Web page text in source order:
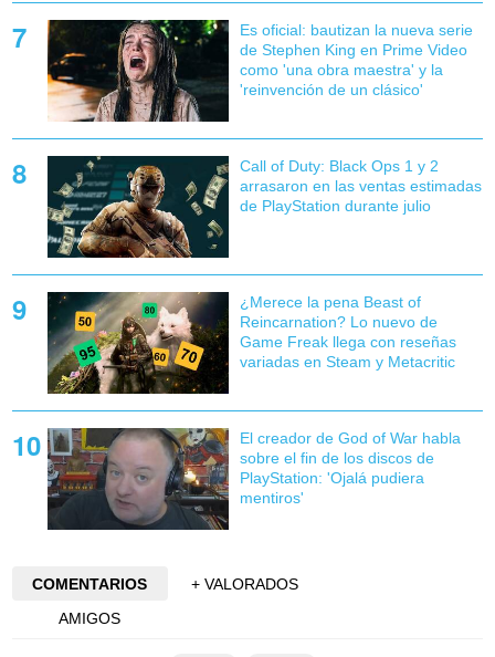
Es oficial: bautizan la nueva serie
de Stephen King en Prime Video
como 'una obra maestra' y la
'reinvención de un clásico'
Call of Duty: Black Ops 1 y 2
arrasaron en las ventas estimadas
de PlayStation durante julio
¿Merece la pena Beast of
Reincarnation? Lo nuevo de
Game Freak llega con reseñas
variadas en Steam y Metacritic
El creador de God of War habla
sobre el fin de los discos de
PlayStation: 'Ojalá pudiera
mentiros'
COMENTARIOS
+ VALORADOS
AMIGOS